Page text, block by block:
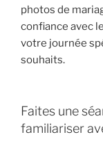
photos de
confiance avec
votre journée
souhaits.
Faites une
familiariser